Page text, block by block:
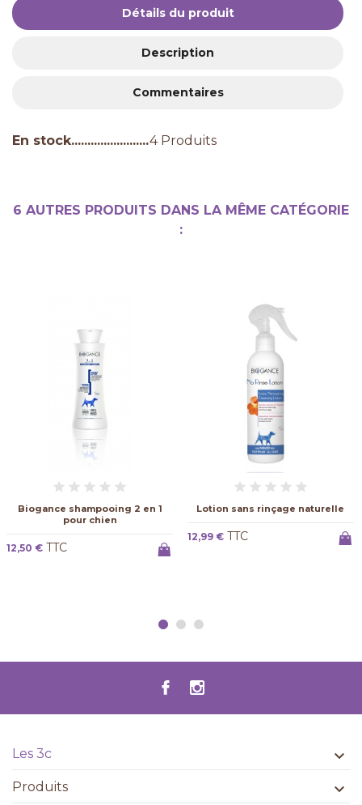
Détails du produit
Description
Commentaires
En stock 4 Produits
6 AUTRES PRODUITS DANS LA MÊME CATÉGORIE
:
Biogance shampooing 2 en 1
pour chien
12,50 € TTC
Lotion sans rinçage naturelle
12,99 € TTC
Les 3c 
Produits 